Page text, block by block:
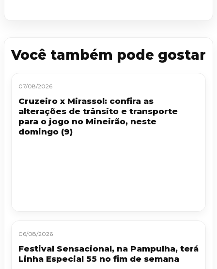
Você também pode gostar
07/08/2026
Cruzeiro x Mirassol: confira as
alterações de trânsito e transporte
para o jogo no Mineirão, neste
domingo (9)
06/08/2026
Festival Sensacional, na Pampulha, terá
Linha Especial 55 no fim de semana